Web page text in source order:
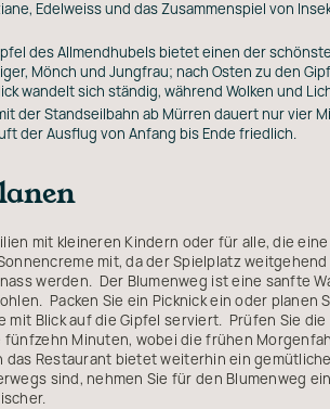
Edelweiss und das Zusammenspiel von
des Allmendhubels bietet einen der
Mönch und Jungfrau; nach Osten zu den
wandelt sich ständig, während Wolken und
der Standseilbahn ab Mürren dauert nur vier
der Ausflug von Anfang bis Ende friedlich.
mit kleineren Kindern oder für alle, die
mit, da der Spielplatz
werden. Der Blumenweg ist eine sanfte
Packen Sie ein Picknick ein oder planen
mit Blick auf die Gipfel serviert. Prüfen Sie
fünfzehn Minuten, wobei die frühen
Restaurant bietet weiterhin ein
sind, nehmen Sie für den Blumenweg